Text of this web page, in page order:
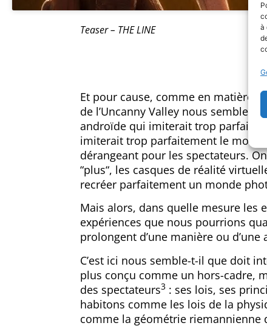
à
Teaser – THE LINE
Et pour cause, comme en matière
de l’Uncanny Valley nous semble
androïde qui imiterait trop
imiterait trop parfaitement le
dérangeant pour les spectateurs.
“plus“, les casques de réalité
recréer parfaitement un monde
Mais alors, dans quelle mesure les
expériences que nous pourrions
prolongent d’une manière ou d’une
C’est ici nous semble-t-il que doit
plus conçu comme un hors-cadre,
des spectateurs3 : ses lois, ses
habitons comme les lois de la
comme la géométrie riemannienne